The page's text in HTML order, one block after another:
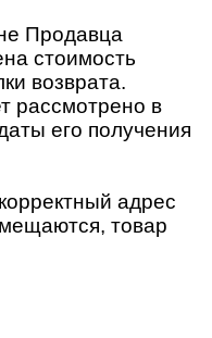
Продавца
стоимость
возврата.
рассмотрено в
его получения
адрес
товар